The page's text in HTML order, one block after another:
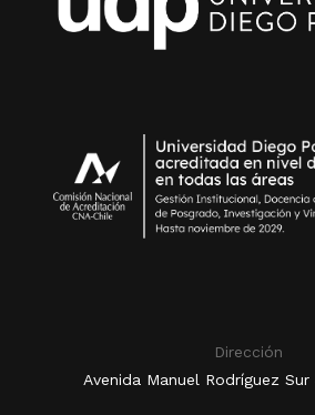
Dirección
Avenida Manuel Rodríguez Sur